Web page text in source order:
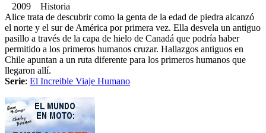
2009 Historia
Alice trata de descubrir como la genta de la edad de piedra alcanzó
el norte y el sur de América por primera vez. Ella desvela un antiguo
pasillo a través de la capa de hielo de Canadá que podría haber
permitido a los primeros humanos cruzar. Hallazgos antiguos en
Chile apuntan a un ruta diferente para los primeros humanos que
llegaron allí.
Serie: El Increible Viaje Humano